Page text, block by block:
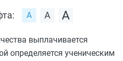
выплачивается
определяется ученическим